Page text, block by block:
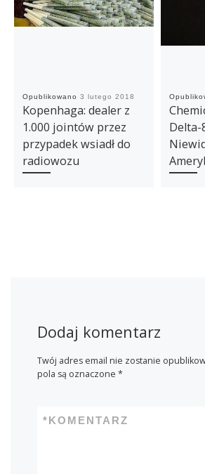
Opublikowano 3 lutego 2018
Kopenhaga: dealer z
1.000 jointów przez
przypadek wsiadł do
radiowozu
Delta-
Dodaj komentarz
Twój adres email nie zostanie
pola są oznaczone *
KOMENTARZ
*